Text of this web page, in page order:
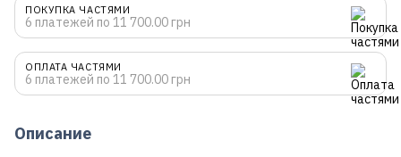
ПОКУПКА ЧАСТЯМИ
6 платежей по 11 700.00 грн
ОПЛАТА ЧАСТЯМИ
6 платежей по 11 700.00 грн
Описание